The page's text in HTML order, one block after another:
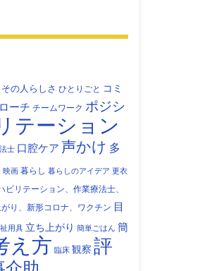
その人らしさ ひとりごと コミ
ーチ チームワーク ポジシ
テーション
士 口腔ケア 声かけ 多
映画 暮らし 暮らしのアイデア 更衣
ビリテーション、作業療法士、
り、新形コロナ、ワクチン 目
用具 立ち上がり 簡単ごはん 簡
え方 臨床 観察 評